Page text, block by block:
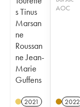
s Tinus
Marsan
ne
Roussan
ne Jean-
Marie
Guffens
2021
AOC
2022